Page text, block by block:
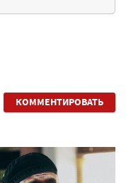
КОММЕНТИРОВАТЬ